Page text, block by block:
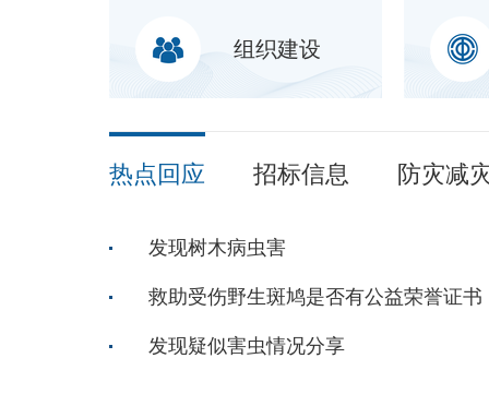
组织建设
热点回应 招标信息 防灾减
发现树木病虫害
救助受伤野生斑鸠是否有公益荣誉证书
发现疑似害虫情况分享